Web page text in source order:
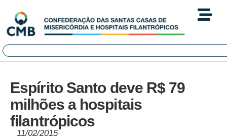
Espírito Santo deve R$ 79
milhões a hospitais
filantrópicos
11/02/2015